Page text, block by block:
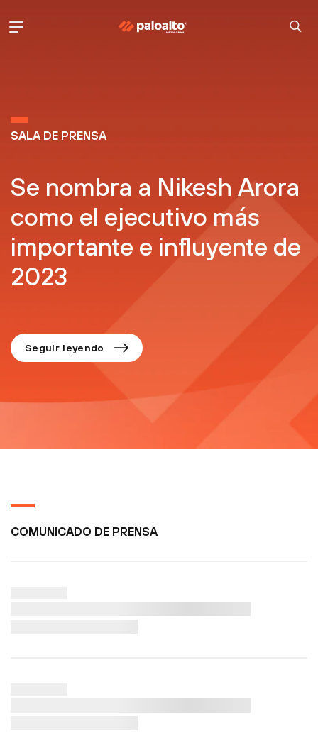
SALA DE PRENSA
Se nombra a Nikesh Arora
como el ejecutivo más
importante e influyente de
2023
Seguir leyendo
COMUNICADO DE PRENSA